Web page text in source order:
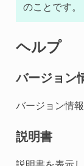
のことです。
ヘルプ
バージョン
バージョン情
説明書